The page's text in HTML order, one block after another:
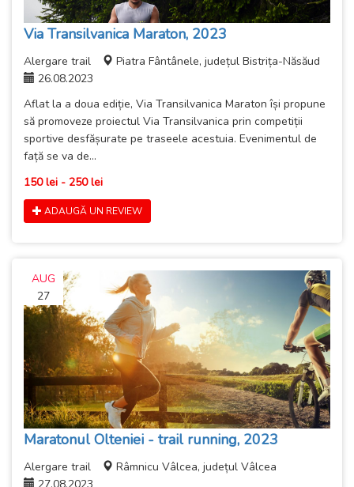
Via Transilvanica Maraton, 2023
Alergare trail
Piatra Fântânele, județul Bistrița-Năsăud
26.08.2023
Aflat la a doua ediție, Via Transilvanica Maraton își propune
să promoveze proiectul Via Transilvanica prin competiții
sportive desfășurate pe traseele acestuia. Evenimentul de
față se va de...
150 lei - 250 lei
ADAUGĂ UN REVIEW
AUG
27
Maratonul Olteniei - trail running, 2023
Alergare trail
Râmnicu Vâlcea, județul Vâlcea